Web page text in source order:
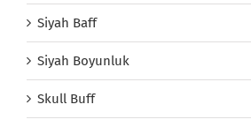
Siyah Baff
Siyah Boyunluk
Skull Buff